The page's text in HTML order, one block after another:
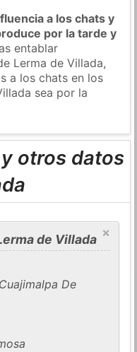
a los chats y
por la tarde y
entablar
Lerma de Villada,
a los chats en los
sea por la
otros datos
×
de Villada
De